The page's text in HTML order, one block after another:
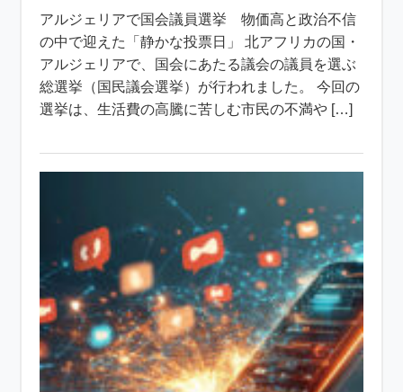
アルジェリアで国会議員選挙 物価高と政治不信
の中で迎えた「静かな投票日」 北アフリカの国・
アルジェリアで、国会にあたる議会の議員を選ぶ
総選挙（国民議会選挙）が行われました。 今回の
選挙は、生活費の高騰に苦しむ市民の不満や […]